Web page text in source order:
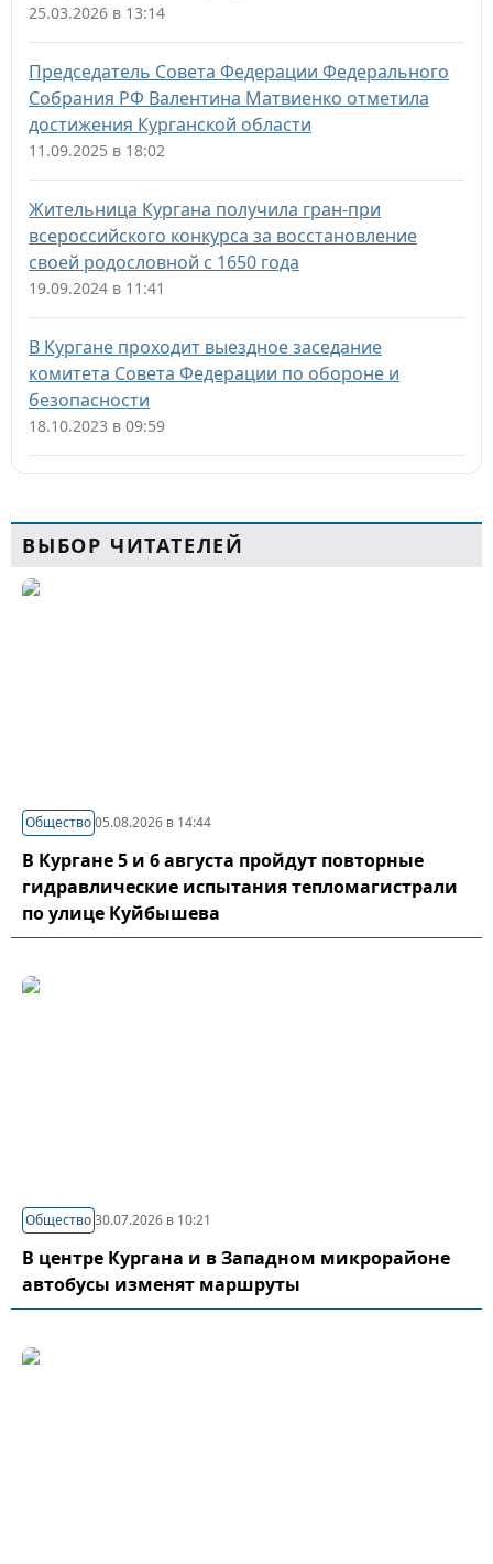
25.03.2026 в 13:14
Председатель Совета Федерации Федерального
Собрания РФ Валентина Матвиенко отметила
достижения Курганской области
11.09.2025 в 18:02
Жительница Кургана получила гран-при
всероссийского конкурса за восстановление
своей родословной с 1650 года
19.09.2024 в 11:41
В Кургане проходит выездное заседание
комитета Совета Федерации по обороне и
безопасности
18.10.2023 в 09:59
ВЫБОР ЧИТАТЕЛЕЙ
Общество05.08.2026 в 14:44
В Кургане 5 и 6 августа пройдут повторные
гидравлические испытания тепломагистрали
по улице Куйбышева
Общество30.07.2026 в 10:21
В центре Кургана и в Западном микрорайоне
автобусы изменят маршруты